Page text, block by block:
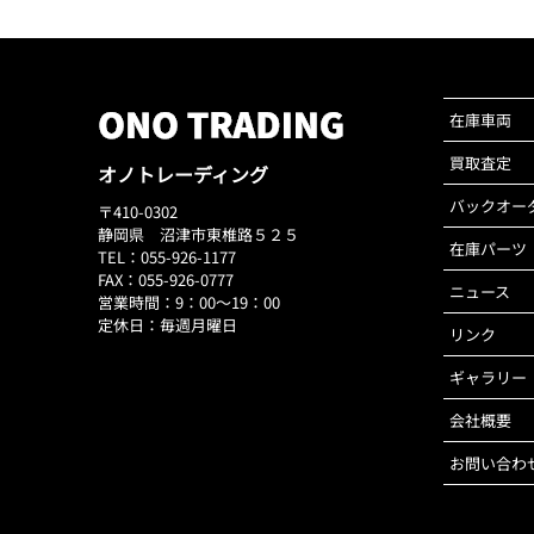
オノトレーディング
〒410-0302
静岡県 沼津市東椎路５２５
TEL：055-926-1177
FAX：055-926-0777
営業時間：9：00～19：00
定休日：毎週月曜日
在庫車両
買取査定
バックオー
在庫パーツ
ニュース
リンク
ギャラリー
会社概要
お問い合わ